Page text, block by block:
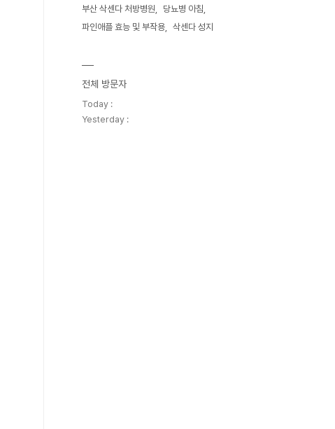
부산 삭센다 처방병원
당뇨병 아침
파인애플 효능 및 부작용
삭센다 성지
전체 방문자
Today :
Yesterday :